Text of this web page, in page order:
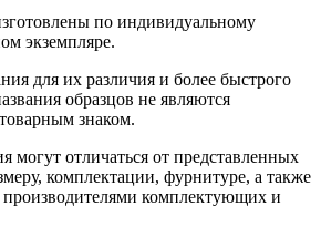
по индивидуальному
экземпляре.
для их различия и более быстрого
образцов не являются
знаком.
могут отличаться от представленных
комплектации, фурнитуре, а также
комплектующих и